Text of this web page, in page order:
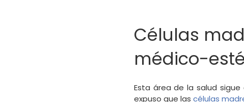
Células
médico-
Esta área de la salud sigue
expuso que las células